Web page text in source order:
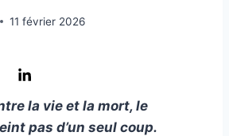
11 février 2026
la vie et la mort, le
pas d’un seul coup.